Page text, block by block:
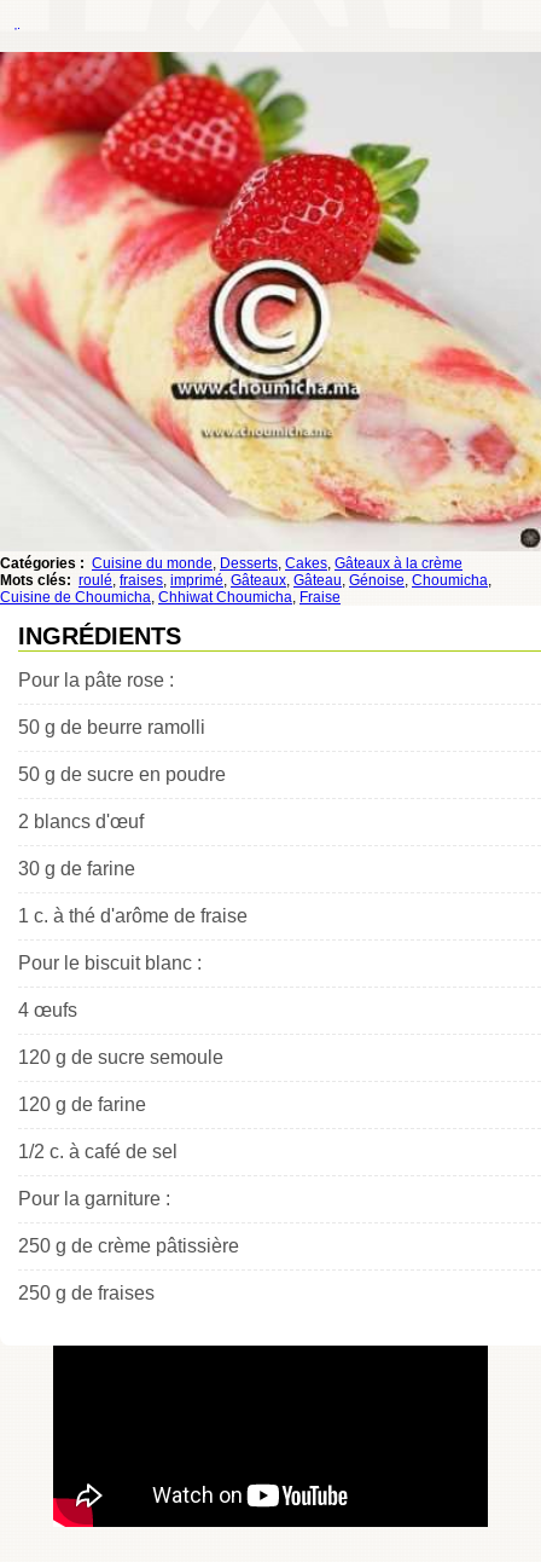
Catégories : Cuisine du monde, Desserts, Cakes, Gâteaux à la crème
Mots clés: roulé, fraises, imprimé, Gâteaux, Gâteau, Génoise, Choumicha,
Cuisine de Choumicha, Chhiwat Choumicha, Fraise
INGRÉDIENTS
Pour la pâte rose :
50 g de beurre ramolli
50 g de sucre en poudre
2 blancs d'œuf
30 g de farine
1 c. à thé d'arôme de fraise
Pour le biscuit blanc :
4 œufs
120 g de sucre semoule
120 g de farine
1/2 c. à café de sel
Pour la garniture :
250 g de crème pâtissière
250 g de fraises